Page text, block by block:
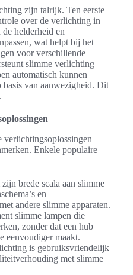
zijn talrijk. Ten eerste
over de verlichting in
helderheid en
wat helpt bij het
voor verschillende
slimme verlichting
automatisch kunnen
van aanwezigheid. Dit
verlichtingsoplossingen
Enkele populaire
brede scala aan slimme
en
andere slimme apparaten.
slimme lampen die
zonder dat een hub
eenvoudiger maakt.
is gebruiksvriendelijk
met slimme